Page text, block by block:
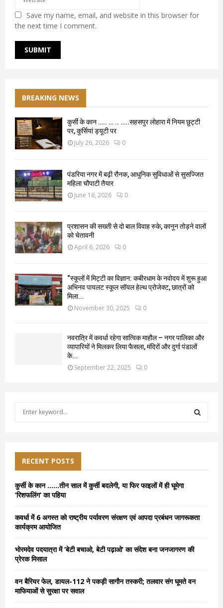
Save my name, email, and website in this browser for
the next time I comment.
BREAKING NEWS
कुर्सी के कान ….. … .. …..सहसपुर लोहारा में नियम छुट्टी
पर, कुर्सियां ड्यूटी पर
July 26, 2026 0
पंडरिया नगर में बढ़ी रौनक, आधुनिक सुविधाओं से सुसज्जित
महिला चौपाटी तैयार
June 16, 2026 0
प्रशासन की सख्ती से दो बाल विवाह रुके, कानून तोड़ने वालों
को चेतावनी
April 6, 2026 0
“स्कूलों में मिट्टी का विज्ञान: कबीरधाम के नवोदय में शुरू हुआ
अभिनव पायलट स्कूल सॉयल हेल्थ प्रोजेक्ट, छात्रों को
मिला...
November 30, 2025 0
नवरात्रि में कवर्धा रहेगा सात्विक माहौल – नगर पालिका और
व्यापारियों ने मिलकर लिया फैसला, मंदिरों और दुर्गा पंडालों
के...
September 22, 2025 0
f
o
r
RECENT POSTS
कुर्सी के कान ……तीन साल में कुर्सी बदलेगी, या फिर फाइलों में ही घूमेगा
‘रिशफलिंग’ का पहिया
कवर्धा में 6 अगस्त को राष्ट्रीय पर्यावरण संरक्षण एवं आपदा प्रबंधन जागरूकता
कार्यक्रम आयोजित
भोरमदेव पदयात्रा में ‘बेटी बचाओ, बेटी पढ़ाओ’ का संदेश बना जनजागरण की
प्रेरक मिसाल
वन बैरियर फेल, डायल-112 ने पकड़ी सागौन तस्करी; तलवार संग घूमते वन
माफियाओं से सुरक्षा पर सवाल